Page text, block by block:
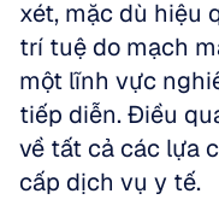
xét, mặc dù hiệu
trí tuệ do mạch
một lĩnh vực
tiếp diễn. Điều
về tất cả các lựa
cấp dịch vụ y tế.